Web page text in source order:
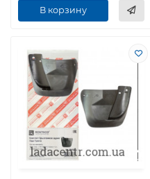
В корзину